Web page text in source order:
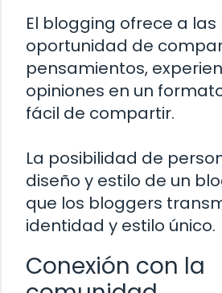
El blogging ofrece a
oportunidad de
pensamientos,
opiniones en un
fácil de compartir.
La posibilidad de
diseño y estilo de un
que los bloggers
identidad y estilo único.
Conexión con la